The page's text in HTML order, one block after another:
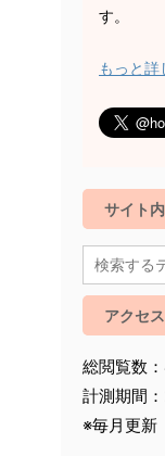
す。
もっと
サイト
アクセ
総閲覧数
計測期間
※毎月更新